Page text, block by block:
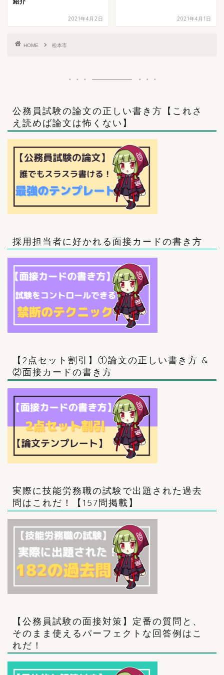
紹介
2021年4月2日 2021年4月1日
HOME 松本市
公務員試験の論文の正しい書き方【これさ
え読めば論文は怖くない】
採用担当者に好かれる面接カードの書き方
【2点セット割引】①論文の正しい書き方 &
②面接カードの書き方
実際に技能労務職の試験で出題された過去
問はこれだ！【157問掲載】
【公務員試験の面接対策】定番の質問と、
そのまま使えるパーフェクトな回答例はこ
れだ！